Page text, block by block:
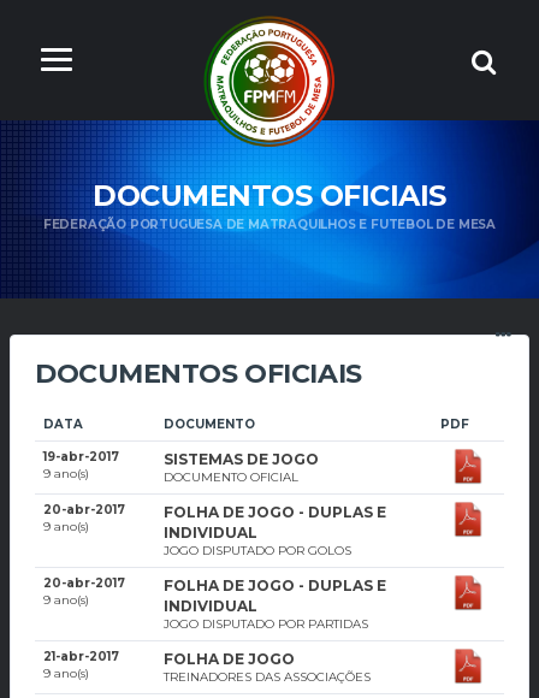
DOCUMENTOS OFICIAIS
FEDERAÇÃO PORTUGUESA DE MATRAQUILHOS E FUTEBOL DE MESA
DOCUMENTOS OFICIAIS
DATA DOCUMENTO PDF
19-abr-2017
9 ano(s)
SISTEMAS DE JOGO
DOCUMENTO OFICIAL
20-abr-2017
9 ano(s)
FOLHA DE JOGO - DUPLAS E
INDIVIDUAL
JOGO DISPUTADO POR GOLOS
20-abr-2017
9 ano(s)
FOLHA DE JOGO - DUPLAS E
INDIVIDUAL
JOGO DISPUTADO POR PARTIDAS
21-abr-2017
9 ano(s)
FOLHA DE JOGO
TREINADORES DAS ASSOCIAÇÕES